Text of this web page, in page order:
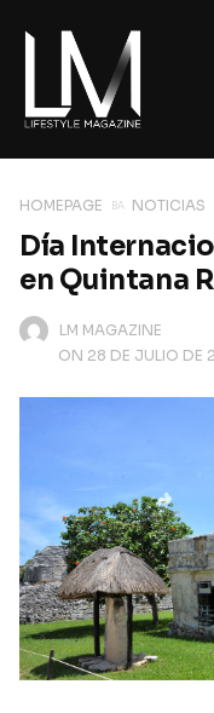
HOMEPAGE NOTICIAS
LM MAGAZINE
ON 28 DE JULIO DE
Día
en Quintana